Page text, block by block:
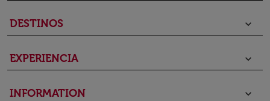
DESTINOS keyboard_arrow_down
EXPERIENCIA keyboard_arrow_down
INFORMATION keyboard_arrow_down